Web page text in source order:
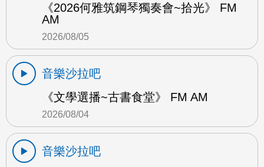
《2026何雅筑鋼琴獨奏會~拾光》 FM
AM
2026/08/05
音樂沙拉吧
《文學選播~古書食堂》 FM AM
2026/08/04
音樂沙拉吧